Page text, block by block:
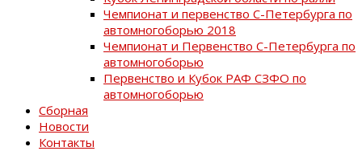
Чемпионат и первенство С-Петербурга по
автомногоборью 2018
Чемпионат и Первенство С-Петербурга по
автомногоборью
Первенство и Кубок РАФ СЗФО по
автомногоборью
Сборная
Новости
Контакты